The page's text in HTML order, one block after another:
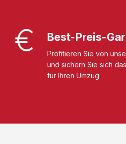
Best-Preis-
Profitieren Sie von
und sichern Sie sich
für Ihren Umzug.